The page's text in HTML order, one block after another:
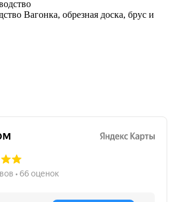
Вагонка, обрезная доска, брус и